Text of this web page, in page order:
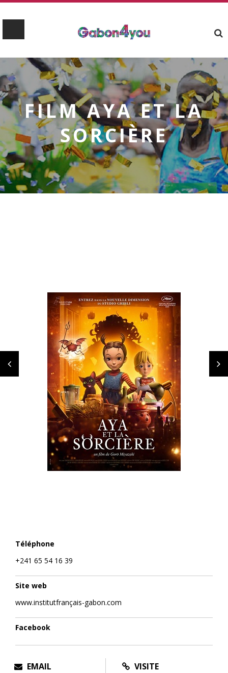
FILM AYA ET LA
SORCIÈRE
Téléphone
+241 65 54 16 39
Site web
www.institutfrançais-gabon.com
Facebook
EMAIL VISITE